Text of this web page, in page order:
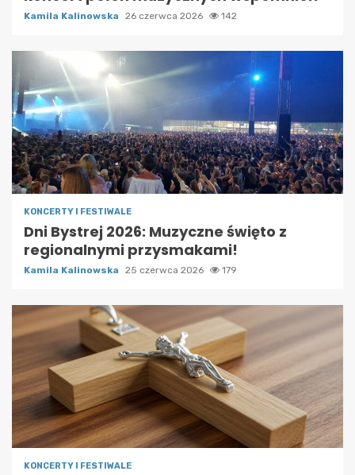
Kamila Kalinowska 26 czerwca 2026 142
KONCERTY I FESTIWALE
Dni Bystrej 2026: Muzyczne święto z
regionalnymi przysmakami!
Kamila Kalinowska 25 czerwca 2026 179
KONCERTY I FESTIWALE